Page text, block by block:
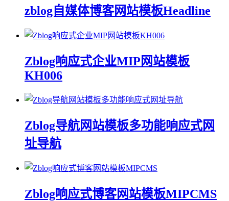
zblog自媒体博客网站模板Headline
Zblog响应式企业MIP网站模板
KH006
Zblog导航网站模板多功能响应式网
址导航
Zblog响应式博客网站模板MIPCMS